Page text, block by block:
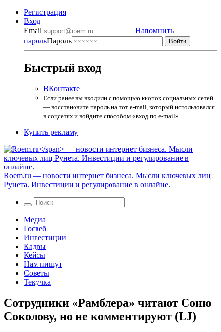
Регистрация
Вход
Email
Напомнить
парольПароль
Быстрый вход
ВКонтакте
Если ранее вы входили с помощью кнопок социальных сетей
— восстановите пароль на тот e-mail, который использовался
в соцсетях и войдите способом «вход по e-mail».
Купить рекламу
Roem.ru — новости интернет бизнеса. Мысли ключевых лиц
Рунета. Инвестиции и регулирование в онлайне.
Медиа
Госвеб
Инвестиции
Кадры
Кейсы
Нам пишут
Советы
Текучка
Сотрудники «Рамблера» читают Соню
Соколову, но не комментируют (LJ)